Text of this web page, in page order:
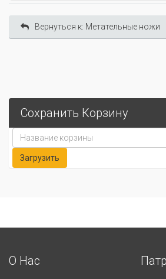
Вернуться к: Метательные ножи
Сохранить Корзину
О Нас